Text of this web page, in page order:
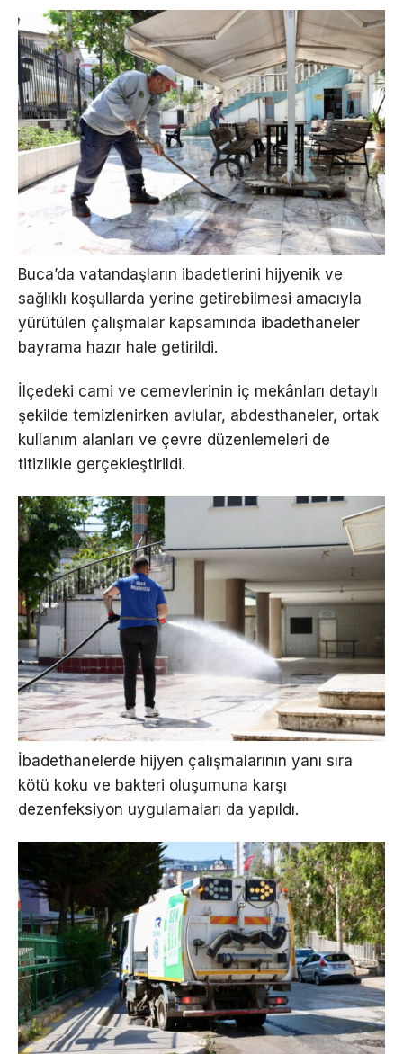
Buca’da vatandaşların ibadetlerini hijyenik ve
sağlıklı koşullarda yerine getirebilmesi amacıyla
yürütülen çalışmalar kapsamında ibadethaneler
bayrama hazır hale getirildi.
İlçedeki cami ve cemevlerinin iç mekânları detaylı
şekilde temizlenirken avlular, abdesthaneler, ortak
kullanım alanları ve çevre düzenlemeleri de
titizlikle gerçekleştirildi.
İbadethanelerde hijyen çalışmalarının yanı sıra
kötü koku ve bakteri oluşumuna karşı
dezenfeksiyon uygulamaları da yapıldı.